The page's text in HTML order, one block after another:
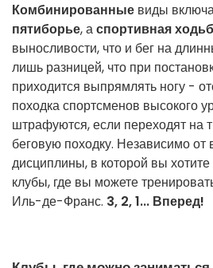
Комбинированные виды
пятиборье, аспортивная
выносливости, что и бег на
лишь разницей, что при
приходится выпрямлять ногу -
походка спортсменов высокого
штрафуются, если переходят на
беговую походку. Независимо от
дисциплины, в которой вы хотите
клубы, где вы можете
Иль-де-Франс. 3, 2, 1... Вперед!